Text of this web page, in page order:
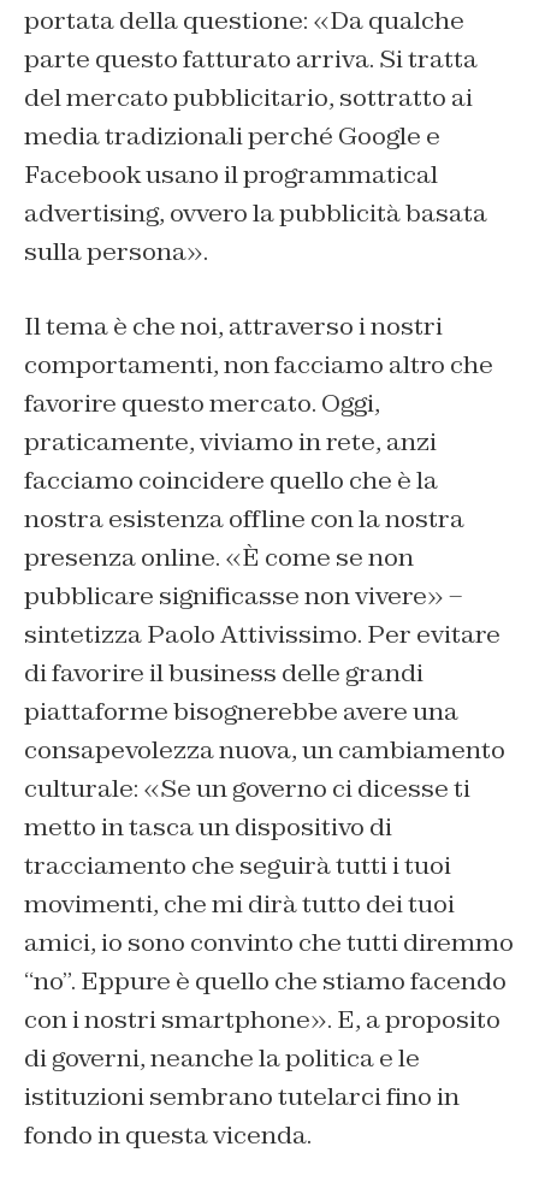
portata della questione: «Da qualche
parte questo fatturato arriva. Si tratta
del mercato pubblicitario, sottratto ai
media tradizionali perché Google e
Facebook usano il programmatical
advertising, ovvero la pubblicità basata
sulla persona».
Il tema è che noi, attraverso i nostri
comportamenti, non facciamo altro che
favorire questo mercato. Oggi,
praticamente, viviamo in rete, anzi
facciamo coincidere quello che è la
nostra esistenza offline con la nostra
presenza online. «È come se non
pubblicare significasse non vivere» –
sintetizza Paolo Attivissimo. Per evitare
di favorire il business delle grandi
piattaforme bisognerebbe avere una
consapevolezza nuova, un cambiamento
culturale: «Se un governo ci dicesse ti
metto in tasca un dispositivo di
tracciamento che seguirà tutti i tuoi
movimenti, che mi dirà tutto dei tuoi
amici, io sono convinto che tutti diremmo
“no”. Eppure è quello che stiamo facendo
con i nostri smartphone». E, a proposito
di governi, neanche la politica e le
istituzioni sembrano tutelarci fino in
fondo in questa vicenda.